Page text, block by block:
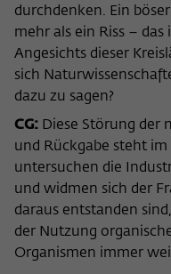
durchdenken. Ein
mehr als ein Riss –
Angesichts dieser
sich
dazu zu sagen?
CG: Diese Störung der
und Rückgabe steht
untersuchen die
und widmen sich der
daraus entstanden
der Nutzung
Organismen immer